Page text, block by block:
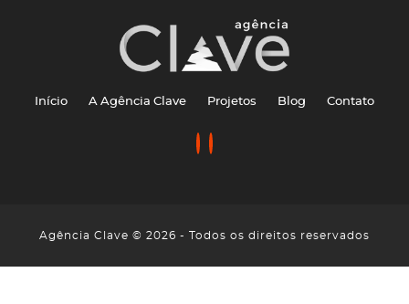
Início A Agência Clave Projetos Blog Contato
Agência Clave © 2026 - Todos os direitos reservados